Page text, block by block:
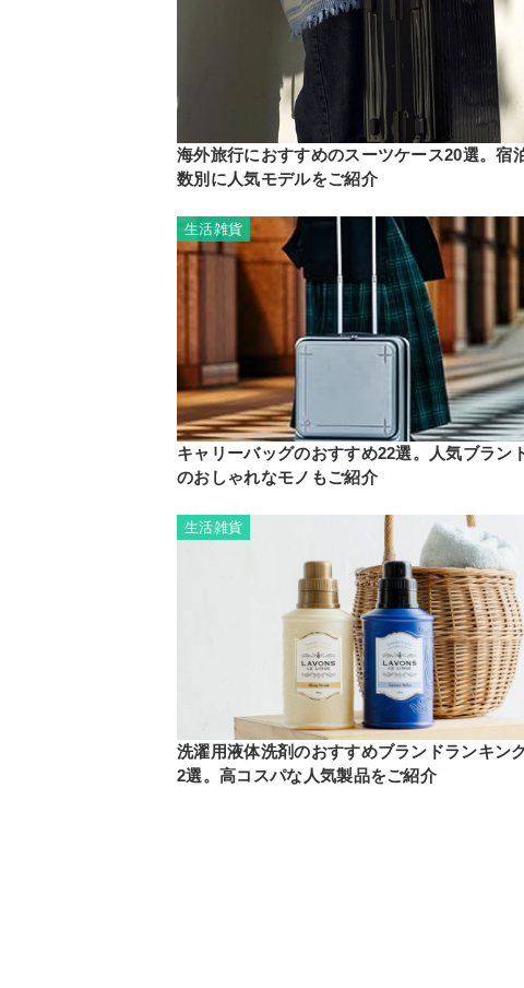
海外旅行におすすめのスーツケース20選。宿
数別に人気モデルをご紹介
生活雑貨
キャリーバッグのおすすめ22選。人気ブラン
のおしゃれなモノもご紹介
生活雑貨
洗濯用液体洗剤のおすすめブランドランキン
2選。高コスパな人気製品をご紹介